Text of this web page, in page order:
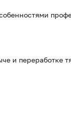
и переработке